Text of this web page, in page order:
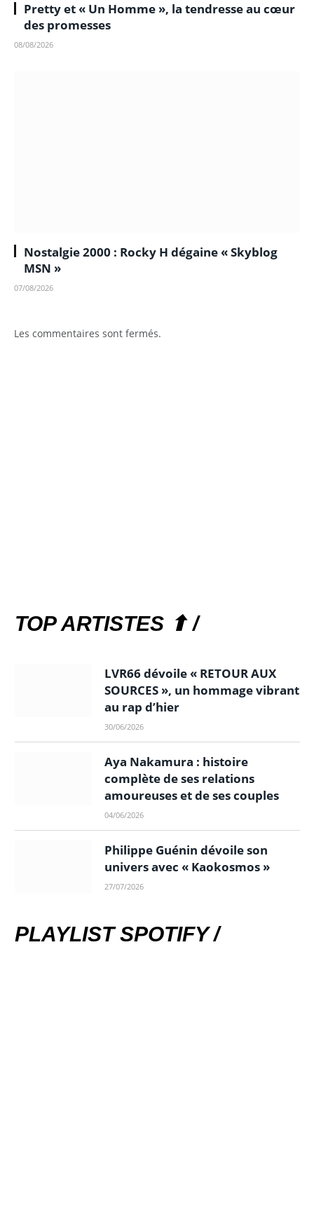
Pretty et « Un Homme », la tendresse au cœur
des promesses
08/08/2026
Nostalgie 2000 : Rocky H dégaine « Skyblog
MSN »
07/08/2026
Les commentaires sont fermés.
TOP ARTISTES ⬆ /
LVR66 dévoile « RETOUR AUX
SOURCES », un hommage vibrant
au rap d’hier
30/06/2026
Aya Nakamura : histoire
complète de ses relations
amoureuses et de ses couples
04/06/2026
Philippe Guénin dévoile son
univers avec « Kaokosmos »
27/07/2026
PLAYLIST SPOTIFY /